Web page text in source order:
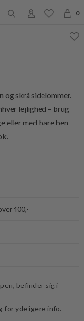
0
og skrå sidelommer.
lejlighed – brug
eller med bare ben
400,-
befinder sig i
for ydeligere info.